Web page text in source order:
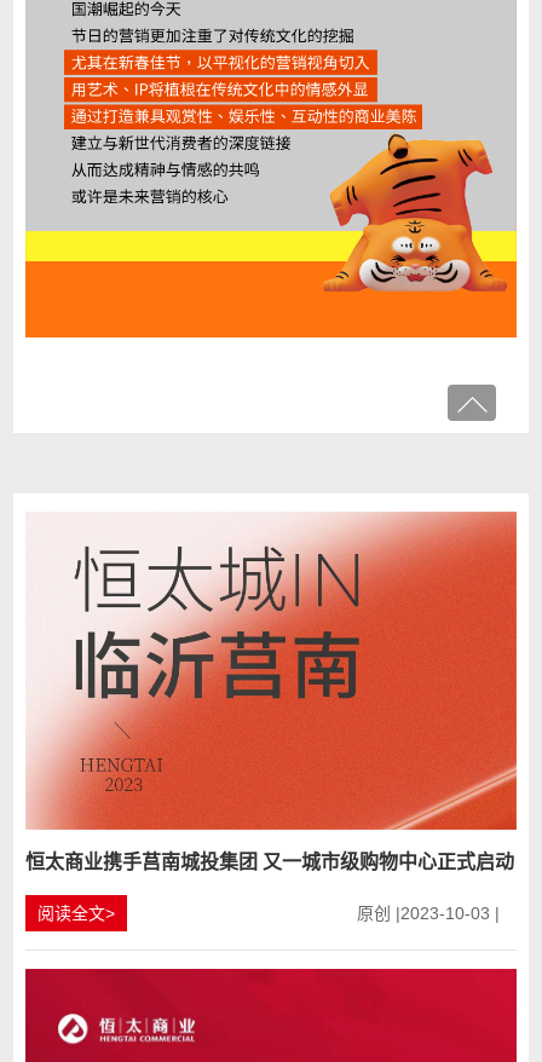
恒太商业携手莒南城投集团 又一城市级购物中心正式启动
原创 |2023-10-03 |
阅读全文>